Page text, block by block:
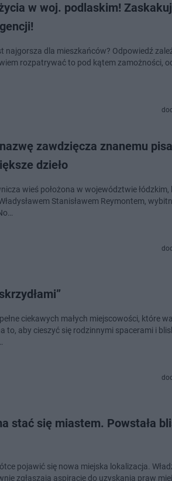
w woj. podlaskim!
najgorsza dla mieszkańców? Odpowiedź
rozpatrywać to pod kątem zamożności,
zawdzięcza znanemu
dzieło
wieś położona w województwie łódzkim,
Stanisławem Reymontem,
ciekawych małych miejscowości, które
to, aby cieszyć się rodzinnymi spacerami i
stać się miastem. Powstała
pojawić się nowa miejska lokalizacja.
zgłaszają aspiracje do uzyskania praw